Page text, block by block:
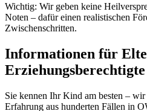
Wichtig: Wir geben keine
Noten – dafür einen realistischen
Zwischenschritten.
Informationen für
Erziehungsberechtigte
Sie kennen Ihr Kind am besten –
Erfahrung aus hunderten Fällen in